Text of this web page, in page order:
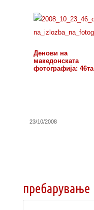
Денови на
македонската
фотографија: 46та
23/10/2008
пребарување